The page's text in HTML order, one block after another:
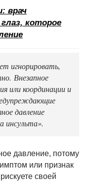
врач
которое
игнорировать,
Внезапное
или координации и
давление
инсульта».
давление, потому
или признак
своей